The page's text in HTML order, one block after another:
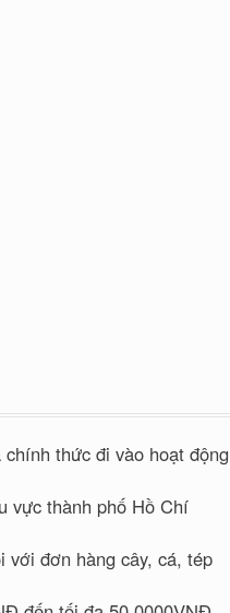
chính thức đi vào hoạt động
vực thành phố Hồ Chí
với đơn hàng cây, cá, tép